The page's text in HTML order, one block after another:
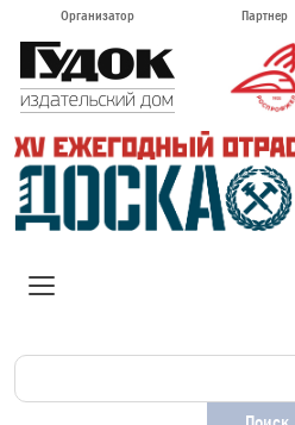
Организатор Партнер